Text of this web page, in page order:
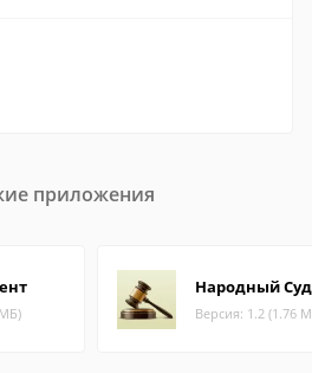
приложения
Народный Суд
Версия: 1.2 (1.76